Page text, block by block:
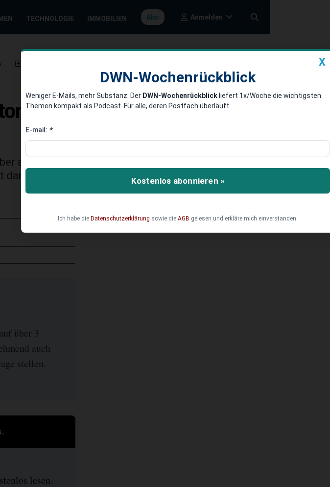
TECHNOLOGIE IMMOBILIEN Abo Anmelden
im September
auf etwa 250.000 Fahrzeuge
nach den ersten neun Monaten 1,8
über 3
auch
stellen.
lesen.
X
DWN-Wochenrückblick
Weniger E-Mails, mehr Substanz: Der DWN-Wochenrückblick liefert 1x/Woche die wichtigsten
Themen kompakt als Podcast. Für alle, deren Postfach überläuft.
E-mail: *
Kostenlos abonnieren »
Ich habe die Datenschutzerklärung sowie die AGB gelesen und erkläre mich einverstanden.